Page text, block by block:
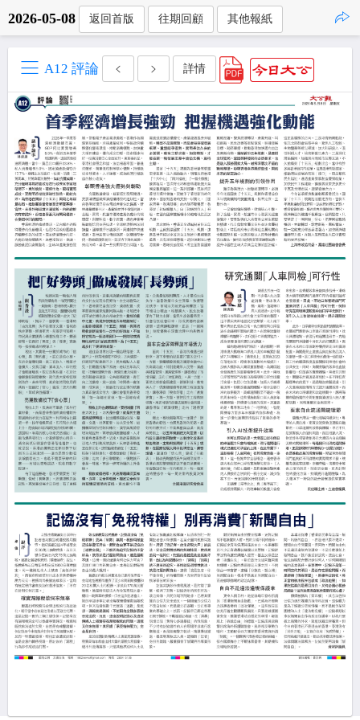
2026-05-08 返回首版 往期回顧 其他報紙
A12 評論 詳情